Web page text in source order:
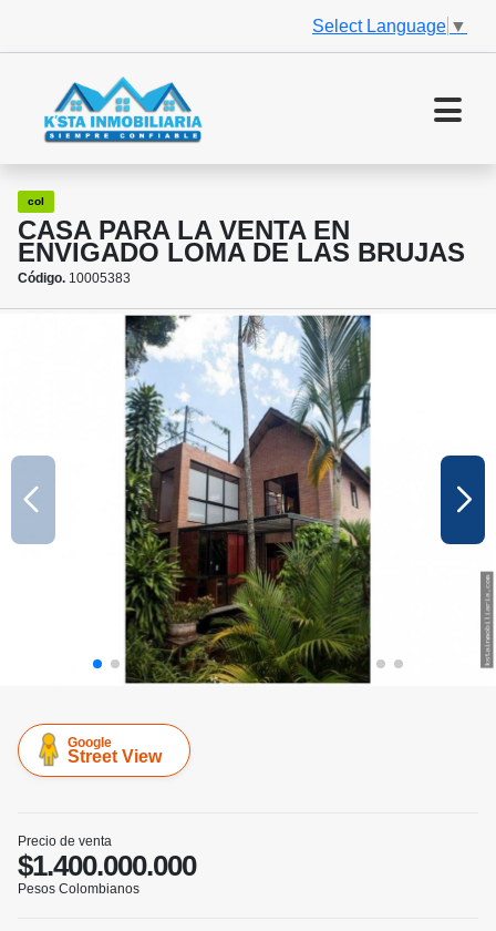
Select Language ▼
col
CASA PARA LA VENTA EN
ENVIGADO LOMA DE LAS BRUJAS
Código. 10005383
Google
Street View
Precio de venta
$1.400.000.000
Pesos Colombianos